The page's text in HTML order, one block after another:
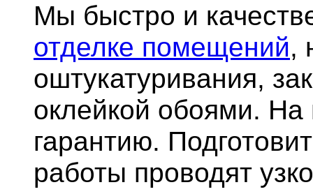
Мы быстро и
отделке помещений,
оштукатуривания,
оклейкой обоями.
гарантию.
работы проводят